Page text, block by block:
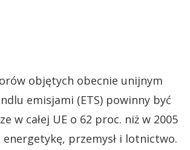
objętych obecnie unijnym
emisjami (ETS) powinny być
w całej UE o 62 proc. niż w 2005
energetykę, przemysł i lotnictwo.